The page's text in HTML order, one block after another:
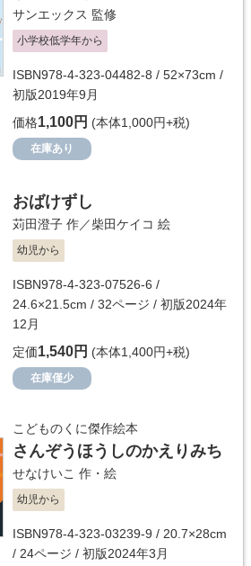
サンエックス 監修
小学校低学年から
ISBN978-4-323-04482-8 / 52×73cm /
初版2019年9月
価格1,100円 (本体1,000円+税)
在庫あり
おばけずし
苅田澄子 作／柴田ケイコ 絵
幼児から
ISBN978-4-323-07526-6 /
24.6×21.5cm / 32ページ / 初版2024年
12月
定価1,540円 (本体1,400円+税)
在庫僅少
こどものくに傑作絵本
さんぞうほうしのかえりみち
せなけいこ 作・絵
幼児から
ISBN978-4-323-03239-9 / 20.7×28cm
/ 24ページ / 初版2024年3月